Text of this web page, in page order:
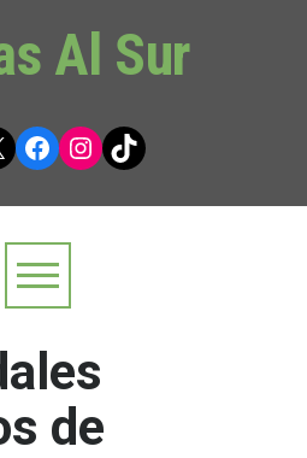
Al Sur
Facebook
Instagram
TikTok
de